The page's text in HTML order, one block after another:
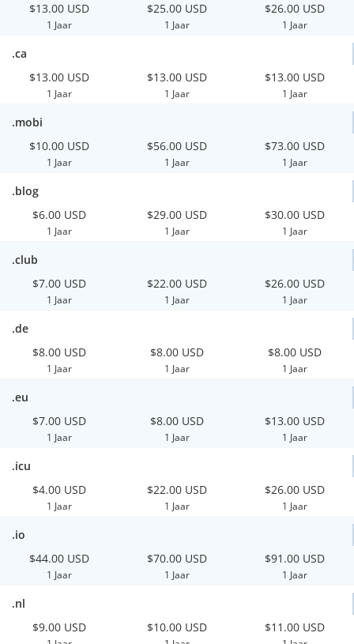
$13.00 USD
1 Jaar
$25.00 USD
1 Jaar
$26.00 USD
1 Jaar
.ca
$13.00 USD
1 Jaar
$13.00 USD
1 Jaar
$13.00 USD
1 Jaar
.mobi
$10.00 USD
1 Jaar
$56.00 USD
1 Jaar
$73.00 USD
1 Jaar
.blog
$6.00 USD
1 Jaar
$29.00 USD
1 Jaar
$30.00 USD
1 Jaar
.club
$7.00 USD
1 Jaar
$22.00 USD
1 Jaar
$26.00 USD
1 Jaar
.de
$8.00 USD
1 Jaar
$8.00 USD
1 Jaar
$8.00 USD
1 Jaar
.eu
$7.00 USD
1 Jaar
$8.00 USD
1 Jaar
$13.00 USD
1 Jaar
.icu
$4.00 USD
1 Jaar
$22.00 USD
1 Jaar
$26.00 USD
1 Jaar
.io
$44.00 USD
1 Jaar
$70.00 USD
1 Jaar
$91.00 USD
1 Jaar
.nl
$9.00 USD
$10.00 USD $11.00 USD